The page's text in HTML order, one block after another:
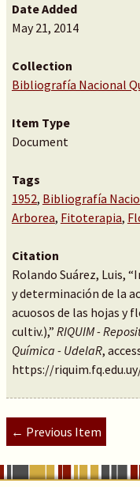
Date Added
May 21, 2014
Collection
Bibliografía Nacional
Item Type
Document
Tags
1952, Bibliografía
Arborea, Fitoterapia,
Citation
Rolando Suárez, Luis,
y determinación de la
acuosos de las hojas y
cultiv.),” RIQUIM -
Química - UdelaR,
https://
← Previous Item